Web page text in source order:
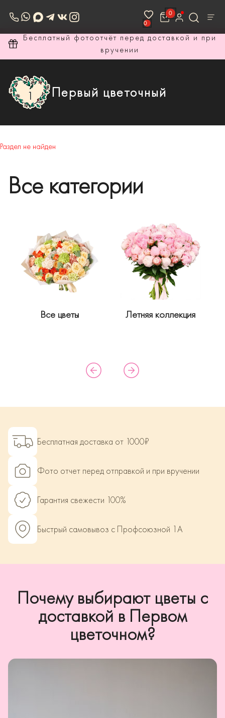
Бесплатный фотоотчёт перед доставкой и при
вручении
0
0
Первый цветочный
Раздел не найден
Все категории
Все цветы Летняя коллекция
Бесплатная доставка от 1000₽
Фото отчет перед отправкой и при вручении
Гарантия свежести 100%
Быстрый самовывоз с Профсоюзной 1А
Почему выбирают цветы с
доставкой в Первом
цветочном?